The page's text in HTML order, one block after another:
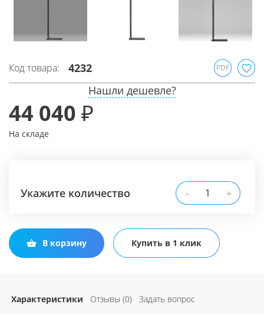
Код товара: 4232 PDF
44 040 ₽
На складе
Нашли дешевле?
Укажите количество - +
В корзину Купить в 1 клик
Характеристики Отзывы (0) Задать вопрос